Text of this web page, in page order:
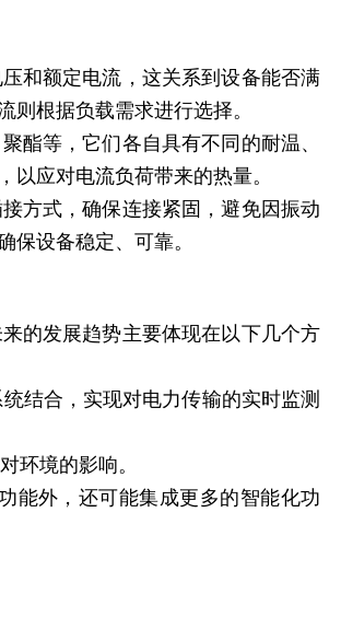
和额定电流，这关系到设备能否满
则根据负载需求进行选择。
酯等，它们各自具有不同的耐温、
应对电流负荷带来的热量。
方式，确保连接紧固，避免因振动
保设备稳定、可靠。
的发展趋势主要体现在以下几个方
结合，实现对电力传输的实时监测
环境的影响。
能外，还可能集成更多的智能化功